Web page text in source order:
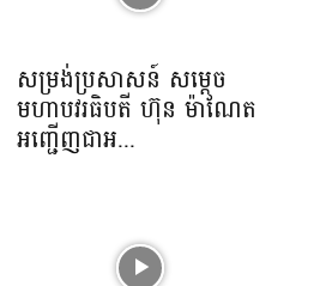
សម្រង់ប្រសាសន៍ សម្ដេច
មហាបវរធិបតី ហ៊ុន ម៉ាណែត
អញ្ជើញជាអ...